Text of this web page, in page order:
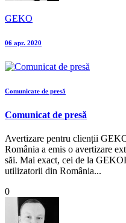
GEKO
06 apr. 2020
Comunicate de presă
Comunicat de presă
Avertizare pentru clienții
România a emis o avertizare
săi. Mai exact, cei de la
utilizatorii din România...
0